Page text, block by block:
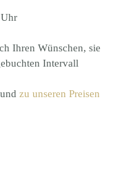
Ihren Wünschen, sie
Intervall
und zu unseren Preisen